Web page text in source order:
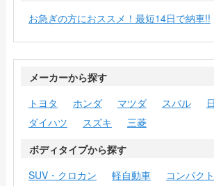
お急ぎの方におススメ！最短14日で納車!!
メーカーから探す
トヨタ
ホンダ マツダ スバル
ダイハツ
スズキ
三菱
ボディタイプから探す
SUV・クロカン
軽自動車
コンパク